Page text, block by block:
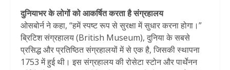
दुनियाभर के लोगों को आकर्षित करता है संग्रहालय
ओसबोर्न ने कहा, “हमें स्पष्ट रूप से सुरक्षा में सुधार करना होगा।”
ब्रिटिश संग्रहालय (British Museum), दुनिया के सबसे
प्रसिद्ध और प्रतिष्ठित संग्रहालयों में से एक है, जिसकी स्थापना
1753 में हुई थी। इस संग्रहालय की रोसेटा स्टोन और पार्थेनन